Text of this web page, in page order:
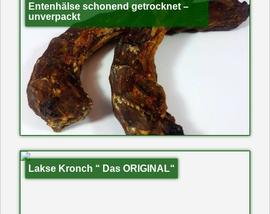
Entenhälse schonend getrocknet –
unverpackt
Lakse Kronch “ Das ORIGINAL“